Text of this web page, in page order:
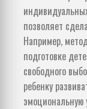
позволяет
Например,
подготовке
свободного
ребенку
эмоциональную